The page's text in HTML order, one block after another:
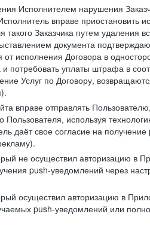
Исполнителем нарушения
вправе приостановить
такого Заказчика путем
документа
от исполнения Договора в
потребовать уплаты штрафа в
Услуг по Договору,
вправе отправлять
Пользователя, используя
даёт свое согласие на
не осуществил авторизацию в
push-уведомлений через
осуществил авторизацию в
push-уведомлений или